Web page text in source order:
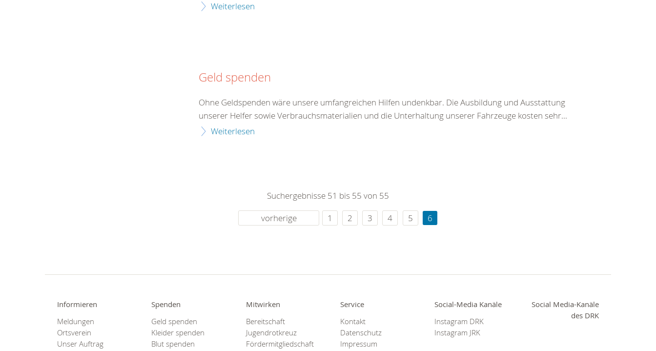
Weiterlesen
Geld spenden
Ohne Geldspenden wäre unsere umfangreichen Hilfen undenkbar. Die Ausbildung und Ausstattung
unserer Helfer sowie Verbrauchsmaterialien und die Unterhaltung unserer Fahrzeuge kosten sehr...
Weiterlesen
Suchergebnisse 51 bis 55 von 55
vorherige
1 2 3 4 5 6
Informieren
Meldungen
Ortsverein
Unser Auftrag
Spenden
Geld spenden
Kleider spenden
Blut spenden
Mitwirken
Bereitschaft
Jugendrotkreuz
Fördermitgliedschaft
Service
Kontakt
Datenschutz
Impressum
Social-Media Kanäle
Instagram DRK
Instagram JRK
Social Media-Kanäle
des DRK